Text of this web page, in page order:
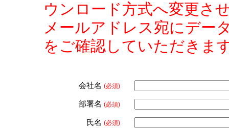
ウンロード方式へ変更さ
メールアドレス宛にデー
をご確認していただきま
会社名 (必須)
部署名 (必須)
氏名 (必須)